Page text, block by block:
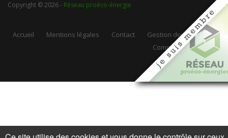
Copyright © 2026 - Réseau proéco-énergie
Accueil Mentions légales Contact
Gestion des cookies
Communauté Web